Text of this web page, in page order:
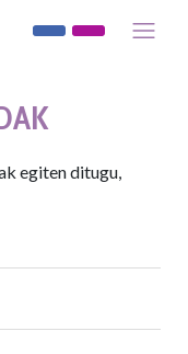
egiten ditugu,